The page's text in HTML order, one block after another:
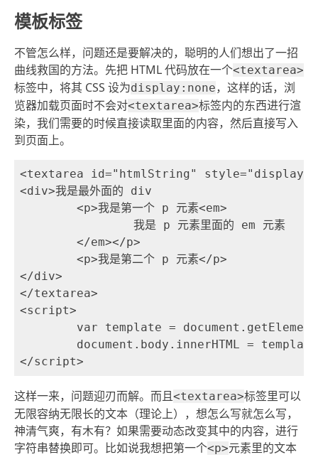
模板标签
不管怎么样，问题还是要解决的，聪明的人们想出了一招
曲线救国的方法。先把 HTML 代码放在一个<textarea>
标签中，将其 CSS 设为display:none，这样的话，浏
览器加载页面时不会对<textarea>标签内的东西进行渲
染，我们需要的时候直接读取里面的内容，然后直接写入
到页面上。
<textarea id="htmlString"
<div>我是最外面的 div
</div>
</textarea>
<script>
这样一来，问题迎刃而解。而且<textarea>标签里可以
无限容纳无限长的文本（理论上），想怎么写就怎么写，
神清气爽，有木有？如果需要动态改变其中的内容，进行
字符串替换即可。比如说我想把第一个<p>元素里的文本